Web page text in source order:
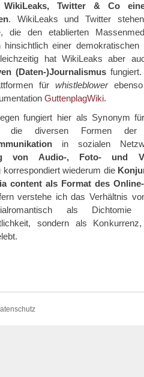
Twitter & Co
. WikiLeaks und Twitter
die den etablierten
hinsichtlich einer demokratischen
hat WikiLeaks aber
(Daten-)Journalismus
für whistleblowerebenso
GuttenplagWiki.
fungiert hier als Synonym
die diversen Formen
in sozialen
von Audio-, Foto- und
korrespondiert wiederum die
content als Format des
verstehe ich das Verhältnis
als Dichtomie
sondern als